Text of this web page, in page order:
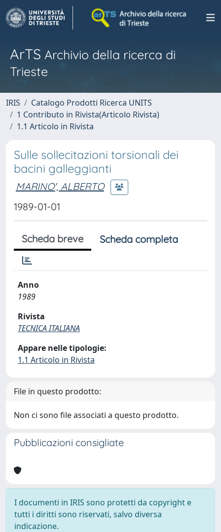
ArTS Archivio della ricerca di
Trieste
IRIS
Catalogo Prodotti Ricerca UNITS
1 Contributo in Rivista(Articolo Rivista)
1.1 Articolo in Rivista
Sulle sollecitazioni torsionali dei
bacini galleggianti
MARINO', ALBERTO
1989-01-01
Scheda breve Scheda completa
Anno
1989
Rivista
TECNICA ITALIANA
Appare nelle tipologie:
1.1 Articolo in Rivista
File in questo prodotto:
Non ci sono file associati a questo prodotto.
Pubblicazioni consigliate
I documenti in IRIS sono protetti da copyright e
tutti i diritti sono riservati, salvo diversa
indicazione.